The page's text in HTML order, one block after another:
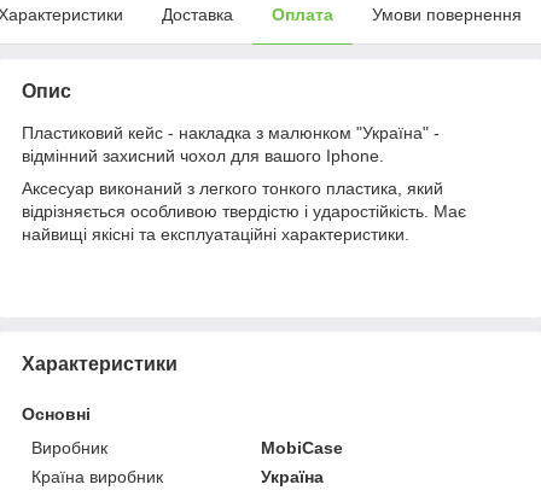
Доставка Оплата Умови повернення
Опис
Пластиковий кейс - накладка з малюнком "Україна" -
відмінний захисний чохол для вашого Iphone.
Аксесуар виконаний з легкого тонкого пластика, який
відрізняється особливою твердістю і ударостійкість. Має
найвищі якісні та експлуатаційні характеристики.
Характеристики
Основні
Виробник
MobiCase
Країна виробник
Україна